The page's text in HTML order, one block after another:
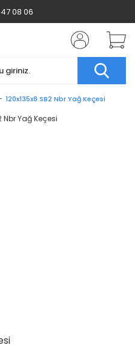
08 06
120x135x8 SB2 Nbr Yağ Keçesi